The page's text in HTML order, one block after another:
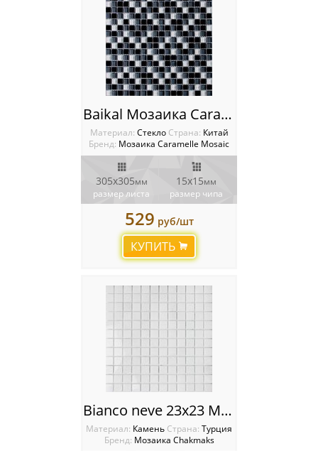
Baikal Мозаика Caramelle mosaic
Материал: Стекло Cтрана: Китай
Бренд: Мозаика Caramelle Mosaic
305х305мм
размер листа
15x15мм
размер чипа
529 руб/шт
КУПИТЬ
Bianco neve 23x23 Мозаика Chakmaks
Материал: Камень Cтрана: Турция
Бренд: Мозаика Chakmaks